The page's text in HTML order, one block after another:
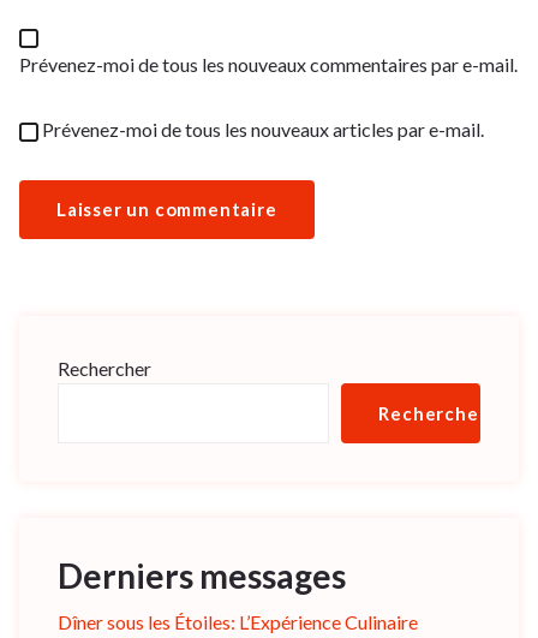
Prévenez-moi de tous les nouveaux commentaires par e-mail.
Prévenez-moi de tous les nouveaux articles par e-mail.
Rechercher
Rechercher
Derniers messages
Dîner sous les Étoiles: L’Expérience Culinaire